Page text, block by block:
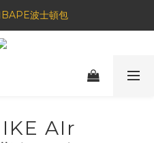
折疊伸縮電拍⚡️
波士頓包
品 晚安噴霧💤
AIr